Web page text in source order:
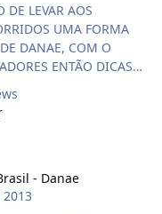
parece que não
nesse dia hehe' E mesmo dep…
LEVAR AOS
UMA FORMA
DANAE, COM O
ENTÃO DICAS
BEM VINDA AGORA
QUE PODE
a 1ª é somada com
pela 4ª.
- Danae